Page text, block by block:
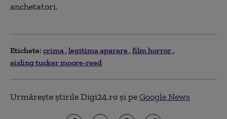
anchetatori.
Etichete: crima legitima aparare film horror
aisling tucker moore-reed
Urmărește știrile Digi24.ro și peGoogle News